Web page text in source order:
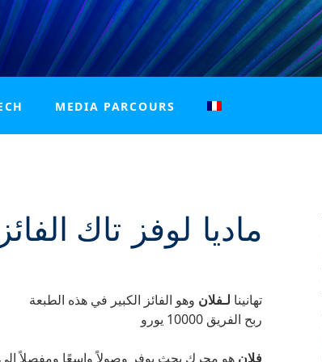
in Tunisia, Morocco and Algeria
MEDIA PARCOURS
2021 ماديا لوفز تاك
تهانينا لـفلان وهو الفائز الكبير في هذه الطبعة
ربح الفريق 10000 يورو
فلان هو محرك بحث يوفر وصولاً واسعًا ومفصلاً إلى